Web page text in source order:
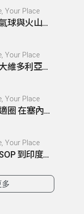
Your Place
夢幻熱氣球與火山地貌 這裡是 Cappadocia
Your Place
在加拿大維多利亞的慢時光
Your Place
走出舒適圈 在塞內加爾工作的日子
Your Place
人生沒SOP 到印度當志工的臨場修煉術
多